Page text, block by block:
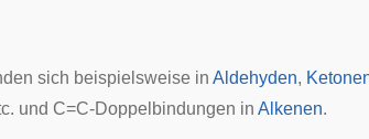
sich beispielsweise in Aldehyden,
und C=C-Doppelbindungen in Alkenen.